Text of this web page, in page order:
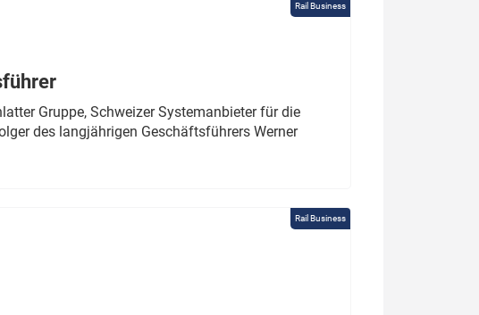
Rail Business
Gruppe, Schweizer Systemanbieter für die
des langjährigen Geschäftsführers Werner
Rail Business